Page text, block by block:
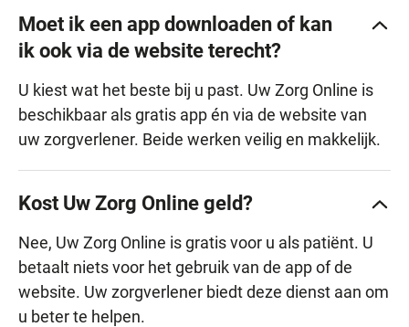
Moet ik een app downloaden of kan
ik ook via de website terecht?
U kiest wat het beste bij u past. Uw Zorg Online is
beschikbaar als gratis app én via de website van
uw zorgverlener. Beide werken veilig en makkelijk.
Kost Uw Zorg Online geld?
Nee, Uw Zorg Online is gratis voor u als patiënt. U
betaalt niets voor het gebruik van de app of de
website. Uw zorgverlener biedt deze dienst aan om
u beter te helpen.